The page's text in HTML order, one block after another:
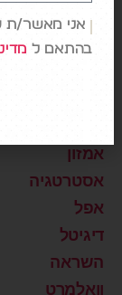
Design
Healthcare
אמזון
אסטרטגיה
אפל
דיגיטל
השראה
וואלמרט
אני מאשר/ת
בהתאם ל